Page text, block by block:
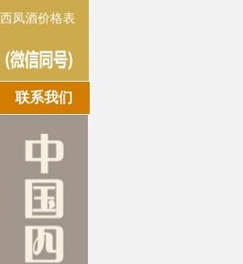
西凤酒价格表
联系我们